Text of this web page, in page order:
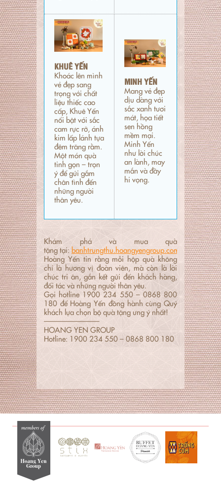
KHUÊ YẾN
Khoác lên mình
vẻ đẹp sang
trọng với chất
liệu thiếc cao
cấp, Khuê Yến
nổi bật với sắc
cam rực rỡ, ánh
kim lấp lánh tựa
đêm trăng rằm.
Một món quà
tinh gọn – trọn
ý để gửi gắm
chân tình đến
những người
thân yêu.
MINH YẾN
Mang vẻ đẹp
dịu dàng với
sắc xanh tươi
mát, họa tiết
sen hồng
mềm mại.
Minh Yến
như lời chúc
an lành, may
mắn và đầy
hi vọng.
Khám phá và mua quà
tặng tại: banhtrungthu.hoangyengroup.com
Hoàng Yến tin rằng mỗi hộp quà không
chỉ là hương vị đoàn viên, mà còn là lời
chúc tri ân, gắn kết gửi đến khách hàng,
đối tác và những người thân yêu.
Gọi hotline 1900 234 550 – 0868 800
180 để Hoàng Yến đồng hành cùng Quý
khách lựa chọn bộ quà tặng ưng ý nhất!
———————–
HOANG YEN GROUP
Hotline: 1900 234 550 – 0868 800 180